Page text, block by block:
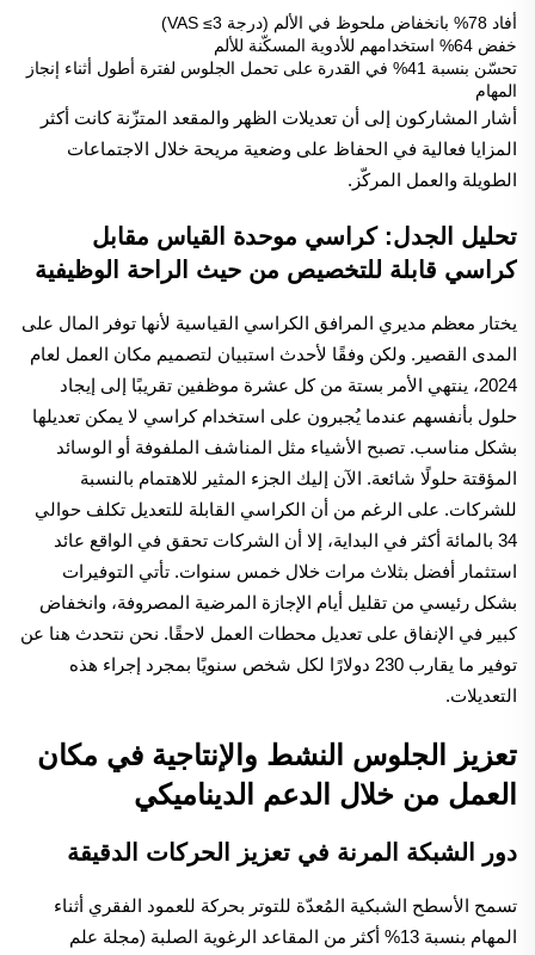
أفاد 78% بانخفاض ملحوظ في الألم (درجة VAS ≤3)
خفض 64% استخدامهم للأدوية المسكّنة للألم
تحسّن بنسبة 41% في القدرة على تحمل الجلوس لفترة أطول أثناء إنجاز
المهام
أشار المشاركون إلى أن تعديلات الظهر والمقعد المتزّنة كانت أكثر
المزايا فعالية في الحفاظ على وضعية مريحة خلال الاجتماعات
الطويلة والعمل المركّز.
تحليل الجدل: كراسي موحدة القياس مقابل
كراسي قابلة للتخصيص من حيث الراحة الوظيفية
يختار معظم مديري المرافق الكراسي القياسية لأنها توفر المال على
المدى القصير. ولكن وفقًا لأحدث استبيان لتصميم مكان العمل لعام
2024، ينتهي الأمر بستة من كل عشرة موظفين تقريبًا إلى إيجاد
حلول بأنفسهم عندما يُجبرون على استخدام كراسي لا يمكن تعديلها
بشكل مناسب. تصبح الأشياء مثل المناشف الملفوفة أو الوسائد
المؤقتة حلولًا شائعة. الآن إليك الجزء المثير للاهتمام بالنسبة
للشركات. على الرغم من أن الكراسي القابلة للتعديل تكلف حوالي
34 بالمائة أكثر في البداية، إلا أن الشركات تحقق في الواقع عائد
استثمار أفضل بثلاث مرات خلال خمس سنوات. تأتي التوفيرات
بشكل رئيسي من تقليل أيام الإجازة المرضية المصروفة، وانخفاض
كبير في الإنفاق على تعديل محطات العمل لاحقًا. نحن نتحدث هنا عن
توفير ما يقارب 230 دولارًا لكل شخص سنويًا بمجرد إجراء هذه
التعديلات.
تعزيز الجلوس النشط والإنتاجية في مكان
العمل من خلال الدعم الديناميكي
دور الشبكة المرنة في تعزيز الحركات الدقيقة
تسمح الأسطح الشبكية المُعدّة للتوتر بحركة للعمود الفقري أثناء
المهام بنسبة 13% أكثر من المقاعد الرغوية الصلبة (مجلة علم